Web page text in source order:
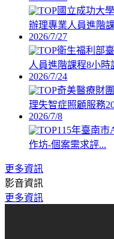
國立成功大
辦理專業人員進階
2026/7/27
衛生福利部
人員進階課程8小時
2026/7/24
奇美醫療財
理失智症照顧服務
2026/7/8
115年臺南
作坊-個案需求評...
更多資訊
影音資訊
更多資訊